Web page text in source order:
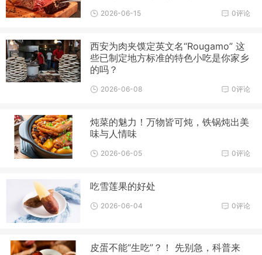
0评论
2026-06-15
西安为肉夹馍定英文名“Rougamo” 这
些已制定地方标准的特色小吃是你家乡
的吗？
0评论
2026-06-08
炖菜的魅力！万物皆可炖，铁锅炖出美
味与人情味
0评论
2026-06-05
吃雪莲果的好处
0评论
2026-06-04
皮蛋不能“生吃”？！ 先别急，科普来